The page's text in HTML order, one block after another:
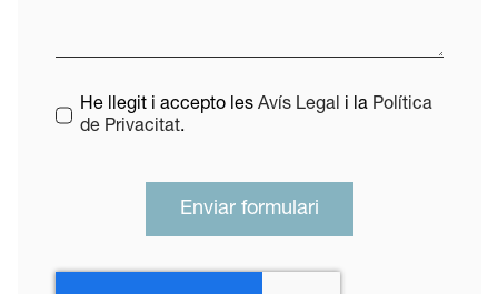
He llegit i accepto les Avís Legal i la Política
de Privacitat.
Enviar formulari